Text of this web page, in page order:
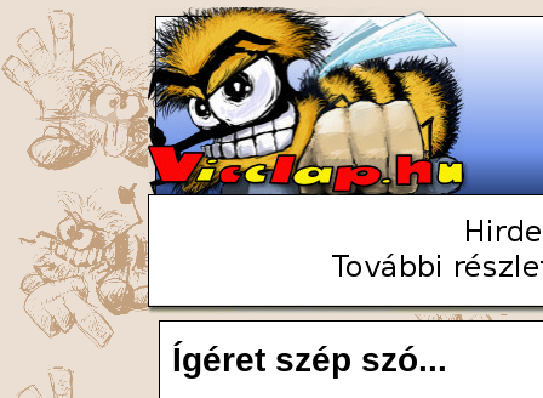
Ígéret szép szó...